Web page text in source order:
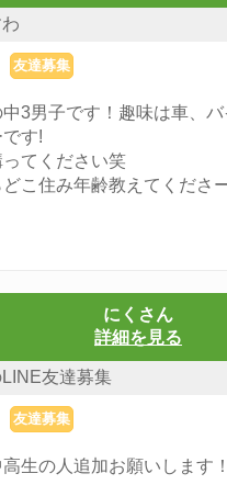
友達募集
3男子です！趣味は車、バ
す!
てください笑
こ住み年齢教えてくださ
にくさん
詳細を見る
友達募集
友達募集
生の人追加お願いします！